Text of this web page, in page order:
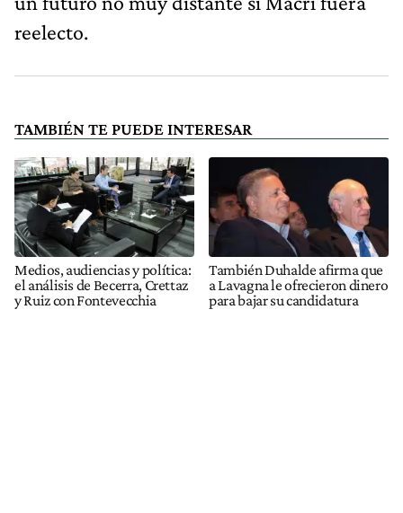
reelecto.
TAMBIÉN TE PUEDE INTERESAR
Medios, audiencias y política:
el análisis de Becerra, Crettaz
y Ruiz con Fontevecchia
También Duhalde afirma que
a Lavagna le ofrecieron dinero
para bajar su candidatura